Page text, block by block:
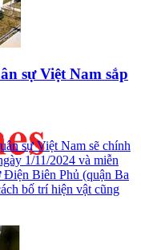
sự Việt Nam sắp
sự Việt Nam sẽ chính
1/11/2024 và miễn
Điện Biên Phủ (quận Ba
bố trí hiện vật cũng